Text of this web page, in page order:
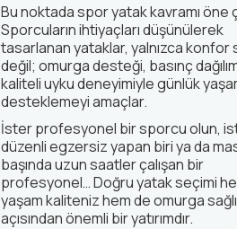
Bu noktada spor yatak kavramı öne
Sporcuların ihtiyaçları düşünülerek
tasarlanan yataklar, yalnızca konfor
değil; omurga desteği, basınç
kaliteli uyku deneyimiyle günlük
desteklemeyi amaçlar.
İster profesyonel bir sporcuolun,
düzenli egzersiz yapan biri ya da
başında uzun saatler çalışan bir
profesyonel… Doğru yatak seçimi
yaşam kaliteniz hem de omurga
açısından önemli bir yatırımdır.